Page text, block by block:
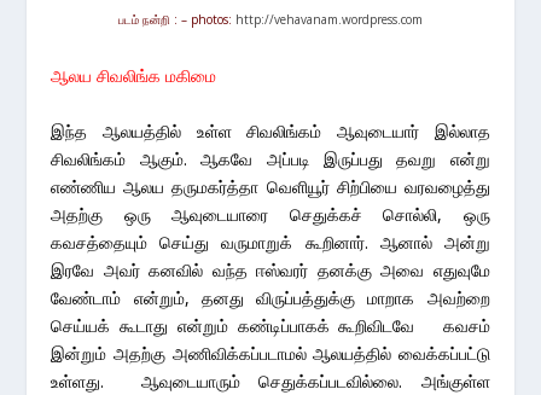
படம் நன்றி : – photos: http://vehavanam.wordpress.com
ஆலய சிவலிங்க மகிமை
இந்த ஆலயத்தில் உள்ள சிவலிங்கம் ஆவுடையார் இல்லாத
சிவலிங்கம் ஆகும். ஆகவே அப்படி இருப்பது தவறு என்று
எண்ணிய ஆலய தருமகர்த்தா வெளியூர் சிற்பியை வரவழைத்து
அதற்கு ஒரு ஆவுடையாரை செதுக்கச் சொல்லி, ஒரு
கவசத்தையும் செய்து வருமாறுக் கூறினார். ஆனால் அன்று
இரவே அவர் கனவில் வந்த ஈஸ்வரர் தனக்கு அவை எதுவுமே
வேண்டாம் என்றும், தனது விருப்பத்துக்கு மாறாக அவற்றை
செய்யக் கூடாது என்றும் கண்டிப்பாகக் கூறிவிடவே கவசம்
இன்றும் அதற்கு அணிவிக்கப்படாமல் ஆலயத்தில் வைக்கப்பட்டு
உள்ளது. ஆவுடையாரும் செதுக்கப்படவில்லை. அங்குள்ள